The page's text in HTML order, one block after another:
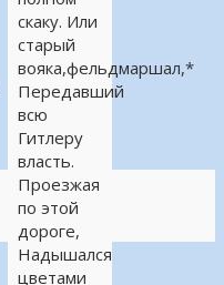
скаку. Или
старый
вояка,фельдмаршал,*
Передавший
всю
Гитлеру
власть.
Проезжая
по этой
дороге,
Надышался
цветами